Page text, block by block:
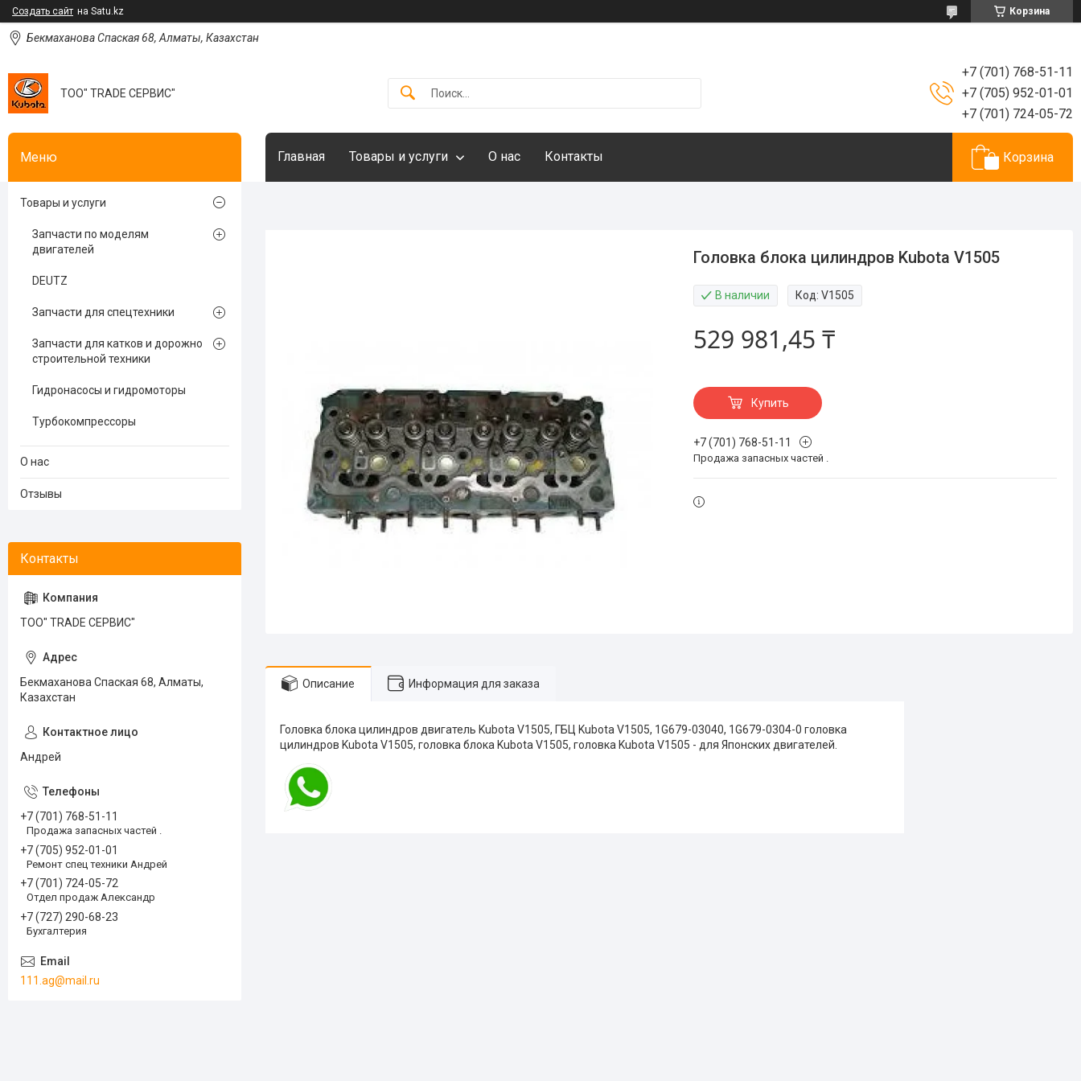
Создать сайт на Satu.kz Корзина
Бекмаханова Спаская 68, Алматы, Казахстан
ТОО" TRADE СЕРВИС"
+7 (701) 768-51-11
+7 (705) 952-01-01
+7 (701) 724-05-72
Главная Товары и услуги О нас Контакты Корзина
Головка блока цилиндров Kubota V1505
В наличии Код:V1505
529 981,45 ₸
Купить
+7 (701) 768-51-11
Продажа запасных частей .
Описание Информация для заказа
Головка блока цилиндров двигатель Kubota V1505, ГБЦ Kubota V1505, 1G679-03040, 1G679-0304-0 головка
цилиндров Kubota V1505, головка блока Kubota V1505, головка Kubota V1505 - для Японских двигателей.
Товары и услуги
Запчасти по моделям
двигателей
DEUTZ
Запчасти для спецтехники
Запчасти для катков и дорожно
строительной техники
Гидронасосы и гидромоторы
Турбокомпрессоры
О нас
Отзывы
ТОО" TRADE СЕРВИС"
Бекмаханова Спаская 68, Алматы,
Казахстан
Андрей
+7 (701) 768-51-11
Продажа запасных частей .
+7 (705) 952-01-01
Ремонт спец техники Андрей
+7 (701) 724-05-72
Отдел продаж Александр
+7 (727) 290-68-23
Бухгалтерия
111.ag@mail.ru